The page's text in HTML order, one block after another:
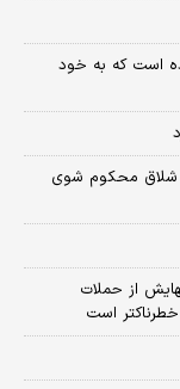
است که به خود
شلاق محکوم شوی
از حملات
است